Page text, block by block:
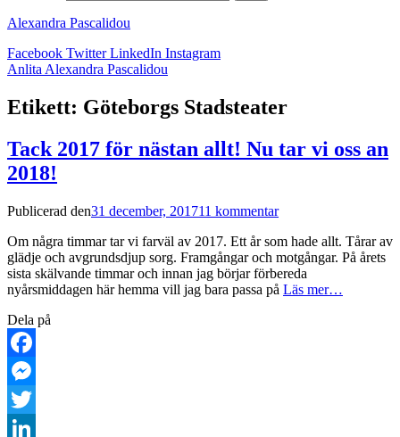
Alexandra Pascalidou
Facebook Twitter LinkedIn Instagram
Anlita Alexandra Pascalidou
Etikett: Göteborgs Stadsteater
Tack 2017 för nästan allt! Nu tar vi oss an
2018!
Publicerad den31 december, 201711 kommentar
Om några timmar tar vi farväl av 2017. Ett år som hade allt. Tårar av
glädje och avgrundsdjup sorg. Framgångar och motgångar. På årets
sista skälvande timmar och innan jag börjar förbereda
nyårsmiddagen här hemma vill jag bara passa på Läs mer…
Dela på
Facebook
Messenger
Twitter